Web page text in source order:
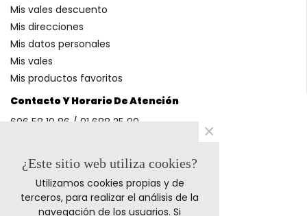
Contacto Y Horario De Atención
606 58 10 86 / 91 688 25 99
Métodos De Pago
Mis vales descuento
Mis direcciones
Mis datos personales
Mis vales
Mis productos favoritos
¿Este sitio web utiliza cookies?
Utilizamos cookies propias y de
terceros, para realizar el análisis de la
navegación de los usuarios. Si
×